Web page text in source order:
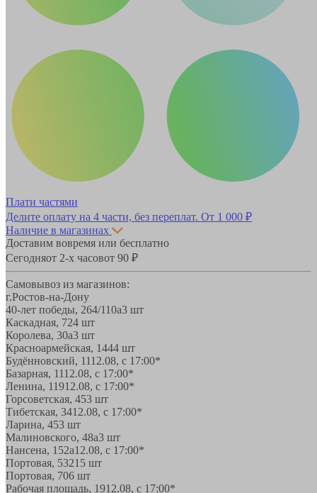
Плати частями
Делите оплату на 4 части, без переплат. От 1 000 ₽
Наличие в магазинах
Доставим вовремя или бесплатно
Сегодняот 2-х часовот 90 ₽
Самовывоз из магазинов:
г.Ростов-на-Дону
40-лет победы, 264/110а3 шт
Каскадная, 724 шт
Королева, 30а3 шт
Красноармейская, 1444 шт
Будённовский, 1112.08, с 17:00*
Базарная, 1112.08, с 17:00*
Ленина, 11912.08, с 17:00*
Горсоветская, 453 шт
Тибетская, 3412.08, с 17:00*
Ларина, 453 шт
Малиновского, 48а3 шт
Нансена, 152а12.08, с 17:00*
Портовая, 53215 шт
Портовая, 706 шт
Рабочая площадь, 1912.08, с 17:00*